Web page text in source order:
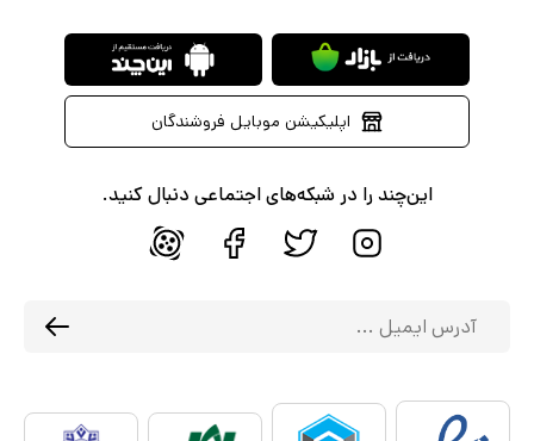
اپلیکیشن موبایل فروشندگان
این‌چند را در شبکه‌های اجتماعی دنبال کنید.